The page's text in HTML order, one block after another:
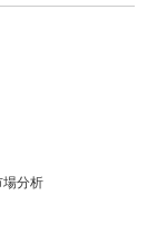
場分析